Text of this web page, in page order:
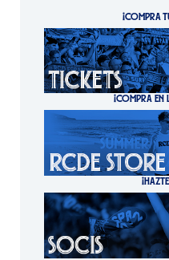
¡COMPRA
¡COMPRA EN